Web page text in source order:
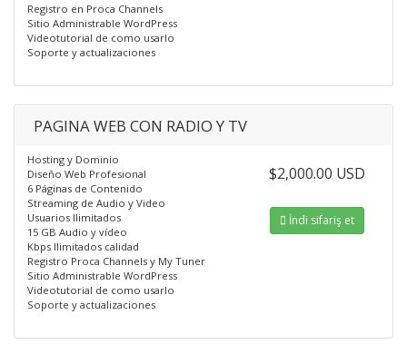
Registro en Proca Channels
Sitio Administrable WordPress
Videotutorial de como usarlo
Soporte y actualizaciones
PAGINA WEB CON RADIO Y TV
Hosting y Dominio
Diseño Web Profesional
6 Páginas de Contenido
Streaming de Audio y Video
Usuarios Ilimitados
15 GB Audio y vídeo
Kbps Ilimitados calidad
Registro Proca Channels y My Tuner
Sitio Administrable WordPress
Videotutorial de como usarlo
Soporte y actualizaciones
$2,000.00 USD
İndi sifariş et